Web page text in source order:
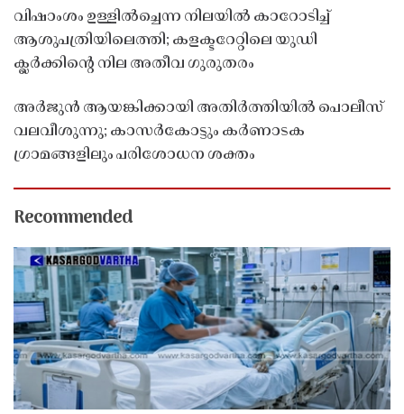
വിഷാംശം ഉള്ളിൽച്ചെന്ന നിലയിൽ കാറോടിച്ച്
ആശുപത്രിയിലെത്തി; കളക്ടറേറ്റിലെ യുഡി
ക്ലർക്കിൻ്റെ നില അതീവ ഗുരുതരം
അർജുൻ ആയങ്കിക്കായി അതിർത്തിയിൽ പൊലീസ്
വലവീശുന്നു; കാസർകോട്ടും കർണാടക
ഗ്രാമങ്ങളിലും പരിശോധന ശക്തം
Recommended